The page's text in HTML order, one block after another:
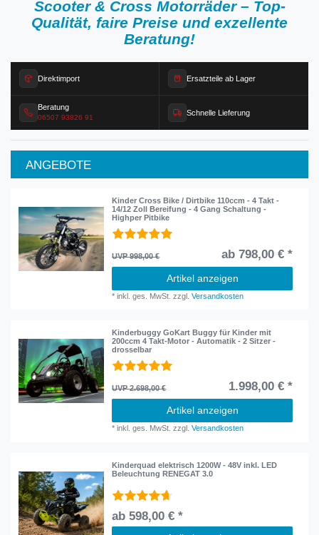
Scooter & Cross Motorräder – Top-
Qualität, faire Preise und exzellente
Beratung!
Direktimport Ersatzteile ab Lager
Beratung
06507 93826 91
Schnelle Lieferung
ANGEBOTE
Kinder Cross Bike / Dirtbike 110ccm - 4 Takt -
14/12 Zoll Bereifung - 4 Gang Schaltung -
Highper Pitbike
UVP 998,00 € ab 798,00 € *
Artikel anzeigen
*inkl. ges. MwSt. zzgl.Versandkosten
Kinderbuggy GoKart Buggy für Kinder mit
200ccm 4 Takt-Motor - Automatik - 2 Sitzer -
drosselbar
UVP 2.698,00 € 1.998,00 € *
Artikel anzeigen
*inkl. ges. MwSt. zzgl.Versandkosten
Kinderquad elektrisch 1200W - 48V inkl. LED
Beleuchtung RENEGAT 3.0
ab 598,00 € *